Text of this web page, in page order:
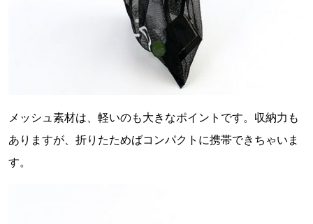
メッシュ素材は、軽いのも大きなポイントです。収納力も
ありますが、折りたためばコンパクトに携帯できちゃいま
す。